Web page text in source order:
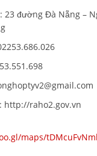
23 đường Đà Nẵng –
http://raho2.gov.vn
maps/